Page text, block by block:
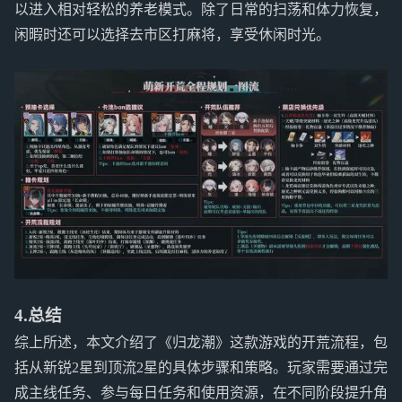
以进入相对轻松的养老模式。除了日常的扫荡和体力恢复，
闲暇时还可以选择去市区打麻将，享受休闲时光。
4.总结
综上所述，本文介绍了《归龙潮》这款游戏的开荒流程，包
括从新锐2星到顶流2星的具体步骤和策略。玩家需要通过完
成主线任务、参与每日任务和使用资源，在不同阶段提升角